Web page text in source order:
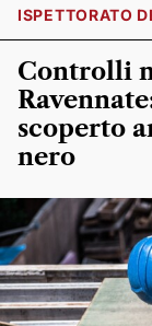
ISPETTORATO
Controlli
scoperto
nero